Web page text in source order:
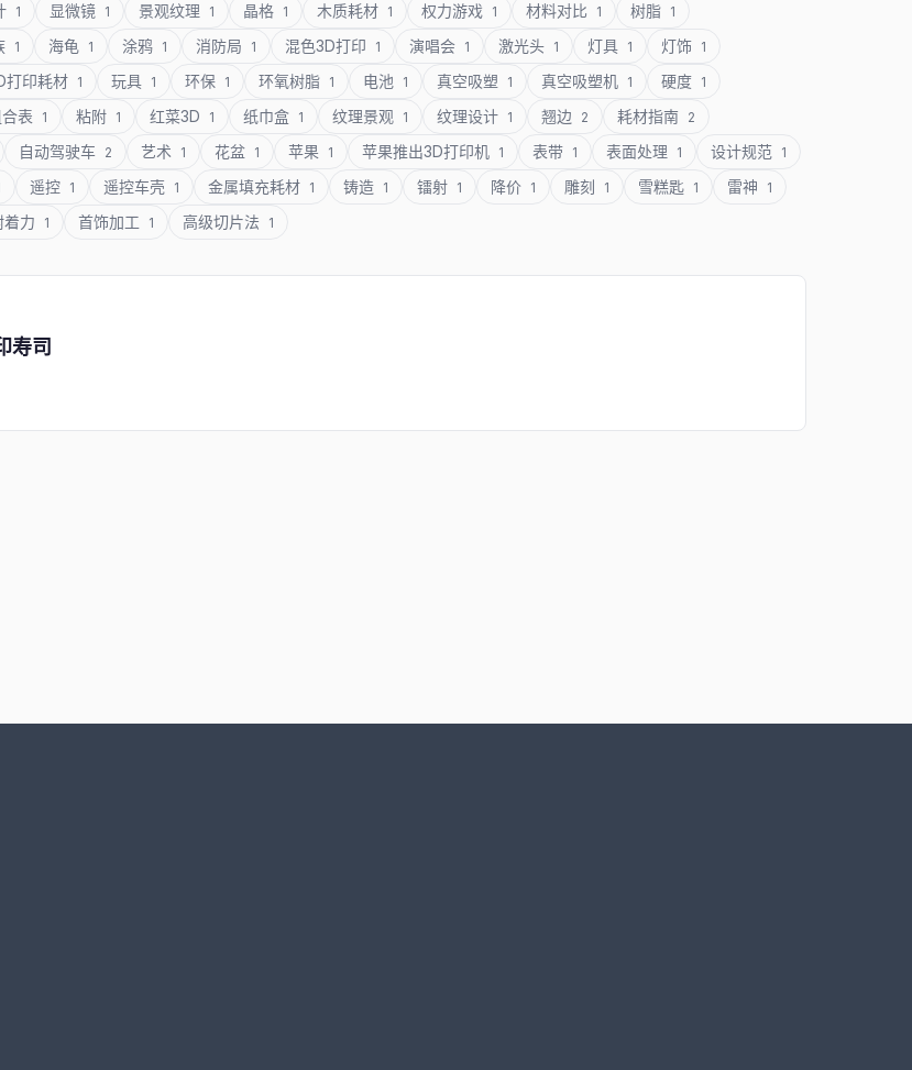
1 显微镜 1 景观纹理 1 晶格 1 木质耗材 1 权力游戏 1 材料对比 1 树脂 1
1 海龟 1 涂鸦 1 消防局 1 混色3D打印 1 演唱会 1 激光头 1 灯具 1 灯饰 1
打印耗材 1 玩具 1 环保 1 环氧树脂 1 电池 1 真空吸塑 1 真空吸塑机 1 硬度 1
表 1 粘附 1 红菜3D 1 纸巾盒 1 纹理景观 1 纹理设计 1 翘边 2 耗材指南 2
自动驾驶车 2 艺术 1 花盆 1 苹果 1 苹果推出3D打印机 1 表带 1 表面处理 1 设计规范 1
遥控 1 遥控车壳 1 金属填充耗材 1 铸造 1 镭射 1 降价 1 雕刻 1 雪糕匙 1 雷神 1
着力 1 首饰加工 1 高级切片法 1
寿司